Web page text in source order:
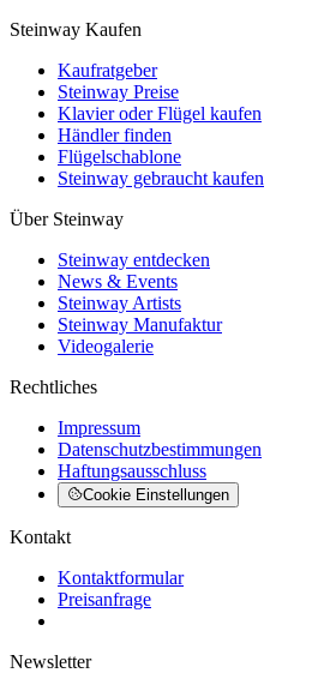
Steinway Kaufen
Kaufratgeber
Steinway Preise
Klavier oder Flügel kaufen
Händler finden
Flügelschablone
Steinway gebraucht kaufen
Über Steinway
Steinway entdecken
News & Events
Steinway Artists
Steinway Manufaktur
Videogalerie
Rechtliches
Impressum
Datenschutzbestimmungen
Haftungsausschluss
Cookie Einstellungen
Kontakt
Kontaktformular
Preisanfrage
Newsletter